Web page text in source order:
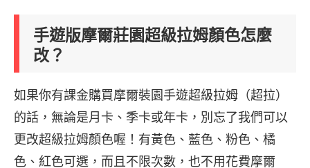
手遊版摩爾莊園超級拉姆顏色怎麼
改？
如果你有課金購買摩爾裝園手遊超級拉姆（超拉）
的話，無論是月卡、季卡或年卡，別忘了我們可以
更改超級拉姆顏色喔！有黃色、藍色、粉色、橘
色、紅色可選，而且不限次數，也不用花費摩爾